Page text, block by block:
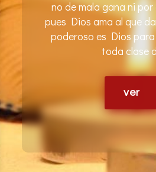
no de mala gana ni
pues Dios ama al que
poderoso es Dios
toda clase
ver